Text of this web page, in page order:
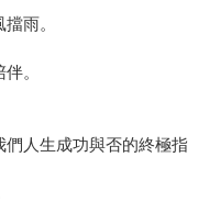
雨。
。
人生成功與否的終極指